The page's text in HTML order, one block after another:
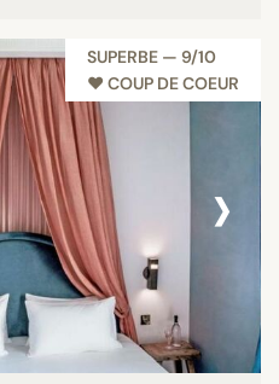
SUPERBE — 9/10
♥︎ COUP DE COEUR
›